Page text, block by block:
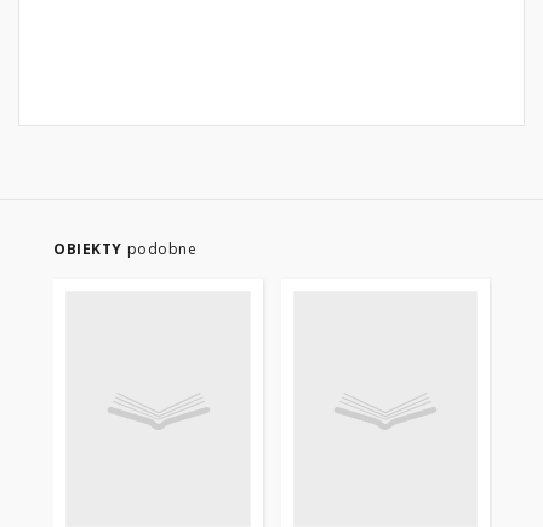
OBIEKTY podobne